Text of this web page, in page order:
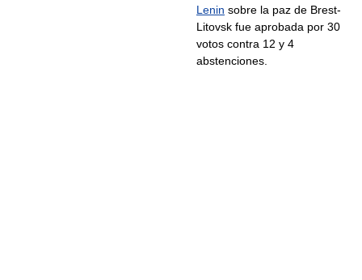
Lenin sobre la paz de Brest-
Litovsk fue aprobada por 30
votos contra 12 y 4
abstenciones.